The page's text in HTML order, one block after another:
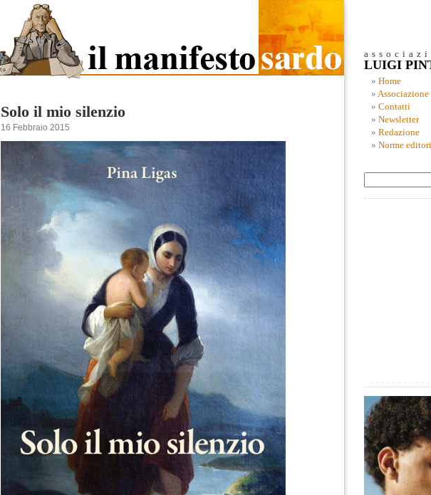
Solo il mio silenzio
16 Febbraio 2015
LUIGI
Home
Associazione
Contatti
Newsletter
Redazione
Norme